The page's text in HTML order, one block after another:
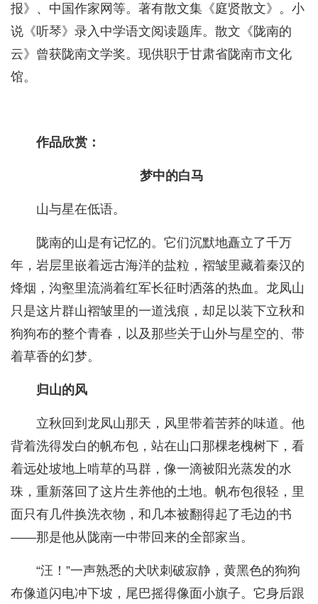
报》、中国作家网等。著有散文集《庭贤散文》。小
说《听琴》录入中学语文阅读题库。散文《陇南的
云》曾获陇南文学奖。现供职于甘肃省陇南市文化
馆。
作品欣赏：
梦中的白马
山与星在低语。
陇南的山是有记忆的。它们沉默地矗立了千万
年，岩层里嵌着远古海洋的盐粒，褶皱里藏着秦汉的
烽烟，沟壑里流淌着红军长征时洒落的热血。龙凤山
只是这片群山褶皱里的一道浅痕，却足以装下立秋和
狗狗布的整个青春，以及那些关于山外与星空的、带
着草香的幻梦。
归山的风
立秋回到龙凤山那天，风里带着苦荞的味道。他
背着洗得发白的帆布包，站在山口那棵老槐树下，看
着远处坡地上啃草的马群，像一滴被阳光蒸发的水
珠，重新落回了这片生养他的土地。帆布包很轻，里
面只有几件换洗衣物，和几本被翻得起了毛边的书
——那是他从陇南一中带回来的全部家当。
“汪！”一声熟悉的犬吠刺破寂静，黄黑色的狗狗
布像道闪电冲下坡，尾巴摇得像面小旗子。它身后跟